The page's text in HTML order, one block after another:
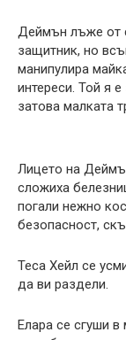
Деймън лъже от
защитник, но
манипулира
интереси. Той я
затова малката
Лицето на
сложиха
погали нежно
безопасност,
Теса Хейл се
да ви раздели.
Елaра се сгуши